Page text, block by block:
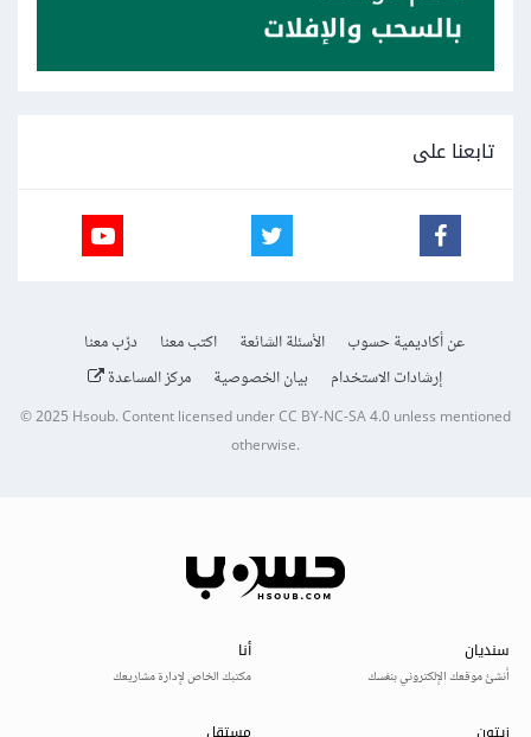
تابعنا على
عن أكاديمية حسوب الأسئلة الشائعة اكتب معنا
درّب معنا
إرشادات الاستخدام
بيان الخصوصية مركز المساعدة
© 2025Hsoub.Content licensed underCC BY-NC-SA 4.0unless mentioned
otherwise.